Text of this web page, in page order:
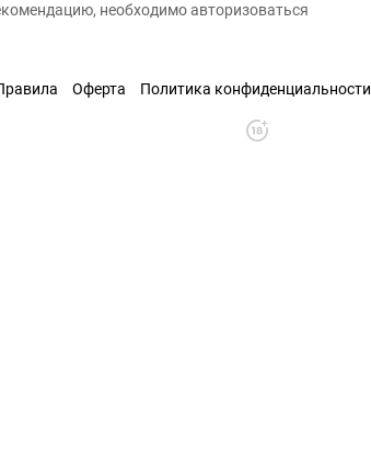
необходимо авторизоваться
Оферта Политика конфиденциальности